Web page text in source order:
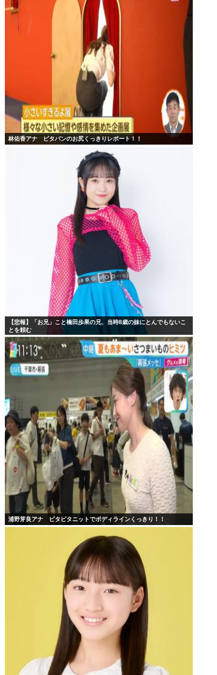
林佑香アナ ピタパンのお尻くっきりレポート！！
【悲報】「お兄」こと橋田歩果の兄、当時8歳の妹にとんでもないこ
とを頼む
浦野芽良アナ ピタピタニットでボディラインくっきり！！